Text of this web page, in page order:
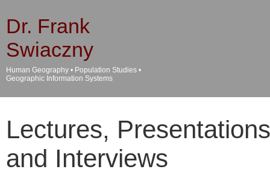
Dr. Frank
Swiaczny
Human Geography • Population Studies •
Geographic Information Systems
Lectures,
and Interviews